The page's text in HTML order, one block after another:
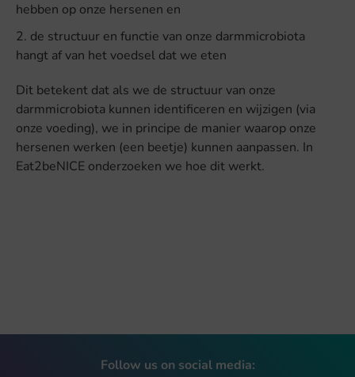
hebben op onze hersenen en
de structuur en functie van onze darmmicrobiota
hangt af van het voedsel dat we eten
Dit betekent dat als we de structuur van onze
darmmicrobiota kunnen identificeren en wijzigen (via
onze voeding), we in principe de manier waarop onze
hersenen werken (een beetje) kunnen aanpassen. In
Eat2beNICE onderzoeken we hoe dit werkt.
Follow us on social media: